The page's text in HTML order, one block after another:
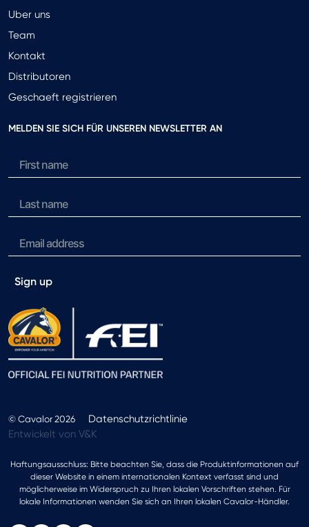
Uber uns
Team
Kontakt
Distributoren
Geschaeft registrieren
MELDEN SIE SICH FÜR UNSEREN NEWSLETTER AN
Sign up
© Cavalor 2026
Datenschutzrichtlinie
Entwickelt von V&K
Haftungsausschluss: Bitte beachten Sie, dass die Produktinformationen auf
dieser Website in einem internationalen Kontext verfasst sind und
möglicherweise im Widerspruch zu Ihren lokalen Vorschriften stehen. Für
lokale Informationen wenden Sie sich an Ihren lokalen Cavalor-Händler.